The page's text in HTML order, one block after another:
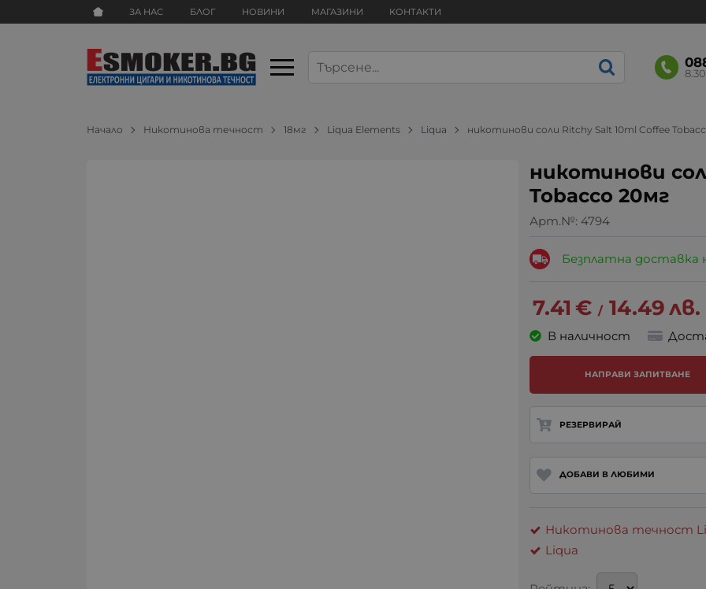
ЗА НАС БЛОГ НОВИНИ МАГАЗИНИ КОНТАКТИ
Начало Никотинова течност 18мг Liqua Elements Liqua никотинови соли Ritchy Salt 10ml Coffee
никотинови
Tobacco 20мг
Арт.№: 4794
Безплатна доставка
7.41 € / 14.49лв.
В наличност
НАПРАВИ ЗАПИТВАНЕ
РЕЗЕРВИРАЙ
ДОБАВИ В ЛЮБИМИ
Никотинова течност
Liqua